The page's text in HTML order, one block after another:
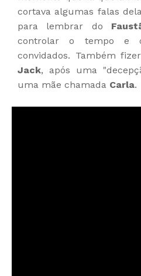
cortava algumas falas
para lembrar do
controlar o tempo e
convidados. Também
Jack, após uma
uma mãe chamada Carla.